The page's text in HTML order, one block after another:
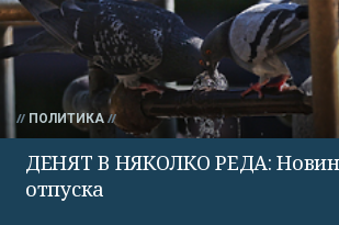
ПОЛИТИКА
ДЕНЯТ В НЯКОЛКО РЕДА:
отпуска